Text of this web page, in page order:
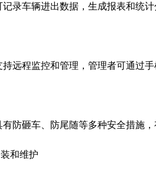
车辆进出数据，生成报表和统计
程监控和管理，管理者可通过手
砸车、防尾随等多种安全措施，
和维护